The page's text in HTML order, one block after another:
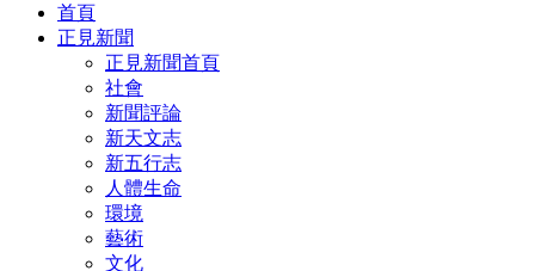
首頁
正見新聞
正見新聞首頁
社會
新聞評論
新天文志
新五行志
人體生命
環境
藝術
文化